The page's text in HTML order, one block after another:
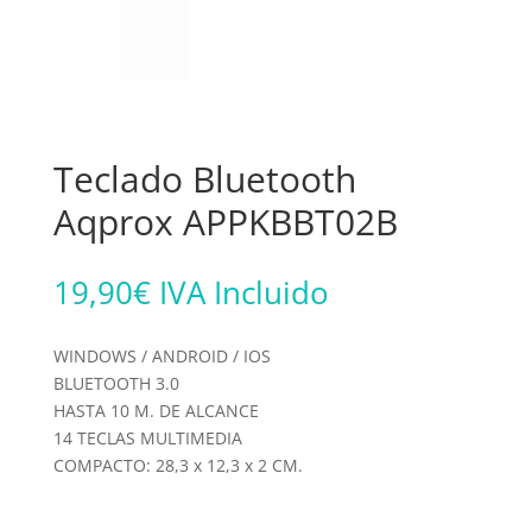
Teclado Bluetooth
Aqprox APPKBBT02B
19,90€ IVA Incluido
WINDOWS / ANDROID / IOS
BLUETOOTH 3.0
HASTA 10 M. DE ALCANCE
14 TECLAS MULTIMEDIA
COMPACTO: 28,3 x 12,3 x 2 CM.